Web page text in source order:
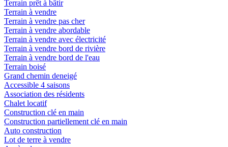
Terrain prêt à bâtir
Terrain à vendre
Terrain à vendre pas cher
Terrain à vendre abordable
Terrain à vendre avec électricité
Terrain à vendre bord de rivière
Terrain à vendre bord de l'eau
Terrain boisé
Grand chemin deneigé
Accessible 4 saisons
Association des résidents
Chalet locatif
Construction clé en main
Construction partiellement clé en main
Auto construction
Lot de terre à vendre